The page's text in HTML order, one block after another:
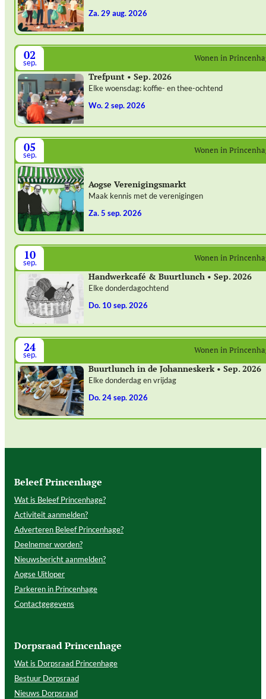
za. 29 aug. 2026
02
sep. Wonen in
Trefpunt • Sep. 2026
Elke woensdag: koffie- en thee-ochtend
wo. 2 sep. 2026
05
sep. Wonen in
Aogse Verenigingsmarkt
Maak kennis met de verenigingen
za. 5 sep. 2026
10
sep. Wonen in
Handwerkcafé & Buurtlunch • Sep. 2026
Elke donderdagochtend
do. 10 sep. 2026
24
sep. Wonen in
Buurtlunch in de Johanneskerk • Sep. 2026
Elke donderdag en vrijdag
do. 24 sep. 2026
Beleef Princenhage
Wat is Beleef Princenhage?
Activiteit aanmelden?
Adverteren Beleef Princenhage?
Deelnemer worden?
Nieuwsbericht aanmelden?
Aogse Uitloper
Parkeren in Princenhage
Contactgegevens
Dorpsraad Princenhage
Wat is Dorpsraad Princenhage
Bestuur Dorpsraad
Nieuws Dorpsraad